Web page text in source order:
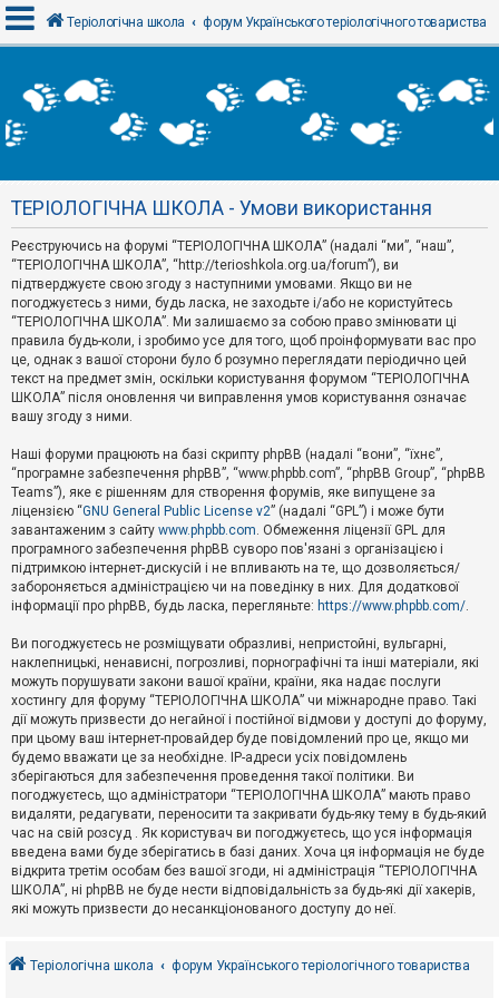
х
і
Р
є
с
т
р
а
ц
я
Т
м
и
б
е
з
в
і
д
п
о
в
д
й
А
к
т
и
в
н
т
е
м
и
о
Теріологічна школа форум Українського теріологічного товариства
ТЕРІОЛОГІЧНА ШКОЛА - Умови використання
Реєструючись на форумі “ТЕРІОЛОГІЧНА ШКОЛА” (надалі “ми”, “наш”,
“ТЕРІОЛОГІЧНА ШКОЛА”, “http://terioshkola.org.ua/forum”), ви
підтверджуєте свою згоду з наступними умовами. Якщо ви не
погоджуєтесь з ними, будь ласка, не заходьте і/або не користуйтесь
“ТЕРІОЛОГІЧНА ШКОЛА”. Ми залишаємо за собою право змінювати ці
правила будь-коли, і зробимо усе для того, щоб проінформувати вас про
це, однак з вашої сторони було б розумно переглядати періодично цей
текст на предмет змін, оскільки користування форумом “ТЕРІОЛОГІЧНА
ШКОЛА” після оновлення чи виправлення умов користування означає
вашу згоду з ними.
Наші форуми працюють на базі скрипту phpBB (надалі “вони”, “їхнє”,
“програмне забезпечення phpBB”, “www.phpbb.com”, “phpBB Group”, “phpBB
Teams”), яке є рішенням для створення форумів, яке випущене за
ліцензією “GNU General Public License v2” (надалі “GPL”) і може бути
завантаженим з сайту www.phpbb.com. Обмеження ліцензії GPL для
програмного забезпечення phpBB суворо пов'язані з організацією і
підтримкою інтернет-дискусій і не впливають на те, що дозволяється/
забороняється адміністрацією чи на поведінку в них. Для додаткової
інформації про phpBB, будь ласка, перегляньте: https://www.phpbb.com/.
Ви погоджуєтесь не розміщувати образливі, непристойні, вульгарні,
наклепницькі, ненависні, погрозливі, порнографічні та інші матеріали, які
можуть порушувати закони вашої країни, країни, яка надає послуги
хостингу для форуму “ТЕРІОЛОГІЧНА ШКОЛА” чи міжнародне право. Такі
дії можуть призвести до негайної і постійної відмови у доступі до форуму,
при цьому ваш інтернет-провайдер буде повідомлений про це, якщо ми
будемо вважати це за необхідне. IP-адреси усіх повідомлень
зберігаються для забезпечення проведення такої політики. Ви
погоджуєтесь, що адміністратори “ТЕРІОЛОГІЧНА ШКОЛА” мають право
видаляти, редагувати, переносити та закривати будь-яку тему в будь-який
час на свій розсуд . Як користувач ви погоджуєтесь, що уся інформація
введена вами буде зберігатись в базі даних. Хоча ця інформація не буде
відкрита третім особам без вашої згоди, ні адміністрація “ТЕРІОЛОГІЧНА
ШКОЛА”, ні phpBB не буде нести відповідальність за будь-які дії хакерів,
які можуть призвести до несанкціонованого доступу до неї.
Теріологічна школа форум Українського теріологічного товариства